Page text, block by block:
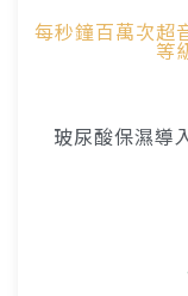
每秒鐘百萬次超
等
玻尿酸保濕導